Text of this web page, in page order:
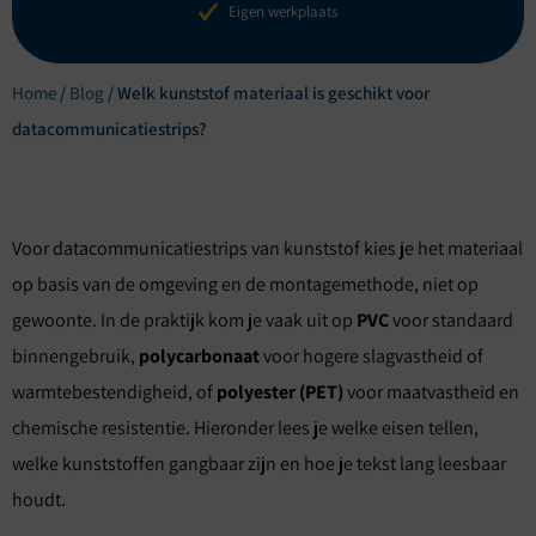
Eigen werkplaats
Home / Blog /Welk kunststof materiaal is geschikt voor
datacommunicatiestrips?
Voor datacommunicatiestrips van kunststof kies je het materiaal
op basis van de omgeving en de montagemethode, niet op
gewoonte. In de praktijk kom je vaak uit op PVCvoor standaard
binnengebruik, polycarbonaatvoor hogere slagvastheid of
warmtebestendigheid, ofpolyester (PET)voor maatvastheid en
chemische resistentie. Hieronder lees je welke eisen tellen,
welke kunststoffen gangbaar zijn en hoe je tekst lang leesbaar
houdt.